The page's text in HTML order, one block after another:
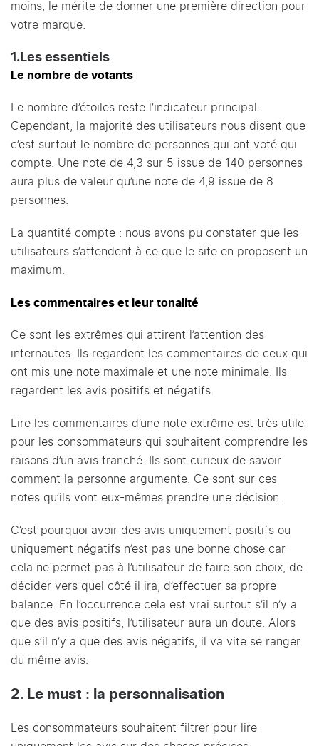
moins, le mérite de donner une première direction pour
votre marque.
1.Les essentiels
Le nombre de votants
Le nombre d’étoiles reste l’indicateur principal.
Cependant, la majorité des utilisateurs nous disent que
c’est surtout le nombre de personnes qui ont voté qui
compte. Une note de 4,3 sur 5 issue de 140 personnes
aura plus de valeur qu’une note de 4,9 issue de 8
personnes.
La quantité compte : nous avons pu constater que les
utilisateurs s’attendent à ce que le site en proposent un
maximum.
Les commentaires et leur tonalité
Ce sont les extrêmes qui attirent l’attention des
internautes. Ils regardent les commentaires de ceux qui
ont mis une note maximale et une note minimale. Ils
regardent les avis positifs et négatifs.
Lire les commentaires d’une note extrême est très utile
pour les consommateurs qui souhaitent comprendre les
raisons d’un avis tranché. Ils sont curieux de savoir
comment la personne argumente. Ce sont sur ces
notes qu’ils vont eux-mêmes prendre une décision.
C’est pourquoi avoir des avis uniquement positifs ou
uniquement négatifs n’est pas une bonne chose car
cela ne permet pas à l’utilisateur de faire son choix, de
décider vers quel côté il ira, d’effectuer sa propre
balance. En l’occurrence cela est vrai surtout s’il n’y a
que des avis positifs, l’utilisateur aura un doute. Alors
que s’il n’y a que des avis négatifs, il va vite se ranger
du même avis.
2. Le must : la personnalisation
Les consommateurs souhaitent filtrer pour lire